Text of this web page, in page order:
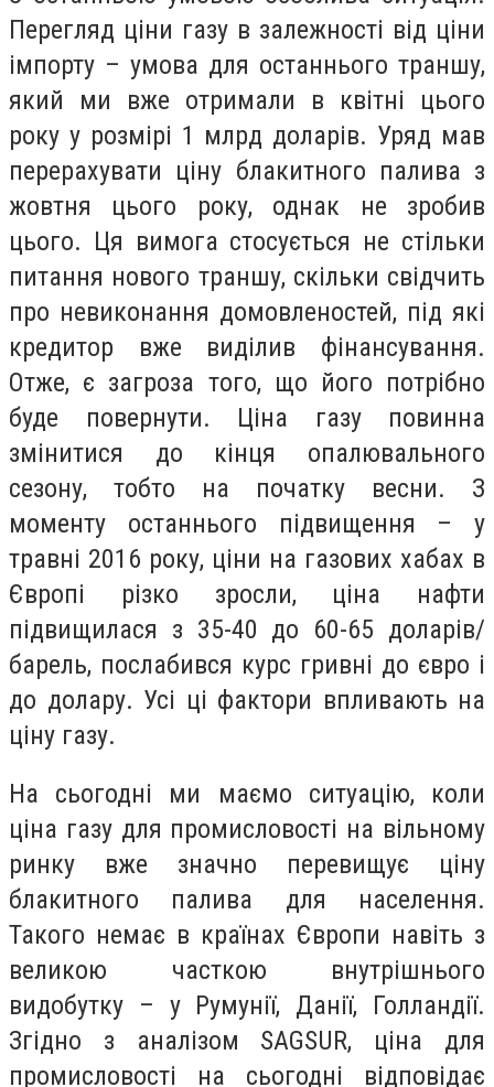
Перегляд ціни газу в залежності від ціни
імпорту – умова для останнього траншу,
який ми вже отримали в квітні цього
року у розмірі 1 млрд доларів. Уряд мав
перерахувати ціну блакитного палива з
жовтня цього року, однак не зробив
цього. Ця вимога стосується не стільки
питання нового траншу, скільки свідчить
про невиконання домовленостей, під які
кредитор вже виділив фінансування.
Отже, є загроза того, що його потрібно
буде повернути. Ціна газу повинна
змінитися до кінця опалювального
сезону, тобто на початку весни. З
моменту останнього підвищення – у
травні 2016 року, ціни на газових хабах в
Європі різко зросли, ціна нафти
підвищилася з 35-40 до 60-65 доларів/
барель, послабився курс гривні до євро і
до долару. Усі ці фактори впливають на
ціну газу.
На сьогодні ми маємо ситуацію, коли
ціна газу для промисловості на вільному
ринку вже значно перевищує ціну
блакитного палива для населення.
Такого немає в країнах Європи навіть з
великою часткою внутрішнього
видобутку – у Румунії, Данії, Голландії.
Згідно з аналізом SAGSUR, ціна для
промисловості на сьогодні відповідає